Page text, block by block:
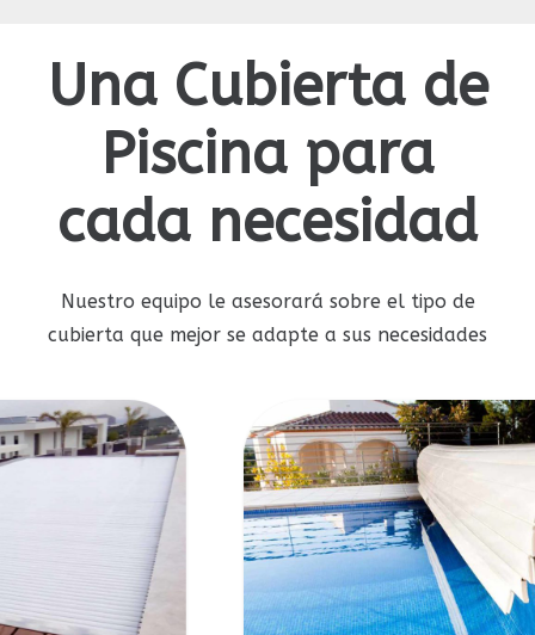
Una Cubierta de
Piscina para
cada necesidad
Nuestro equipo le asesorará sobre el tipo de
cubierta que mejor se adapte a sus necesidades